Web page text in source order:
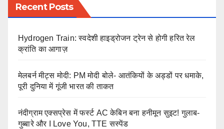
Recent Posts
Hydrogen Train: स्वदेशी हाइड्रोजन ट्रेन से होगी हरित रेल
क्रांति का आगाज़
मेलबर्न मीट्स मोदी: PM मोदी बोले- आतंकियों के अड्डों पर धमाके,
पूरी दुनिया में गूंजी भारत की ताकत
नंदीग्राम एक्सप्रेस में फर्स्ट AC केबिन बना हनीमून सुइट! गुलाब-
गुब्बारे और I Love You, TTE सस्पेंड